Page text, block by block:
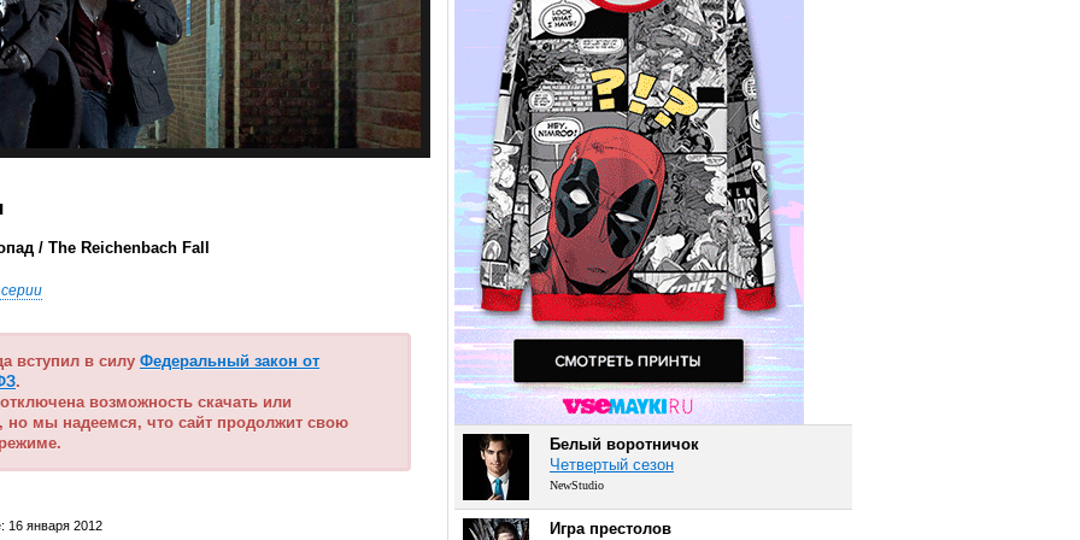
/ The Reichenbach Fall
вступил в силу Федеральный закон от
.
возможность скачать или
но мы надеемся, что сайт продолжит свою
16 января 2012
Белый воротничок
Четвертый сезон
NewStudio
Игра престолов